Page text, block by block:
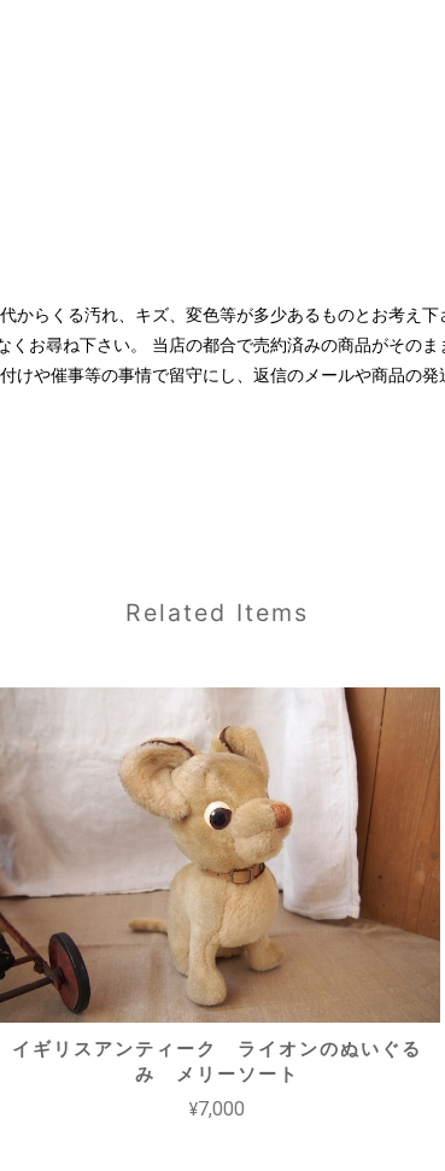
らくる汚れ、キズ、変色等が多少あるものとお考え
お尋ね下さい。 当店の都合で売約済みの商品がそのま
や催事等の事情で留守にし、返信のメールや商品の発
Related Items
イギリスアンティーク ライオンのぬいぐる
み メリーソート
¥7,000